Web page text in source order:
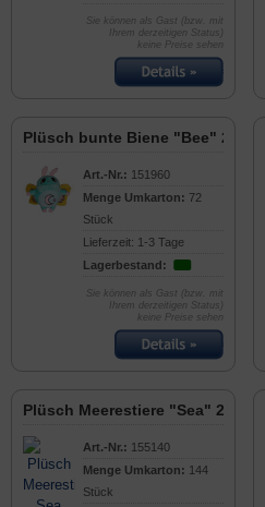
Sie können als Gast (bzw. mit
Ihrem derzeitigen Status)
keine Preise sehen
Plüsch bunte Biene "Bee" 28cm
Art.-Nr.: 151960
Menge Umkarton: 72
Stück
Lieferzeit: 1-3 Tage
Lagerbestand:
Sie können als Gast (bzw. mit
Ihrem derzeitigen Status)
keine Preise sehen
Plüsch Meerestiere "Sea" 24cm
Art.-Nr.: 155140
Menge Umkarton: 144
Stück